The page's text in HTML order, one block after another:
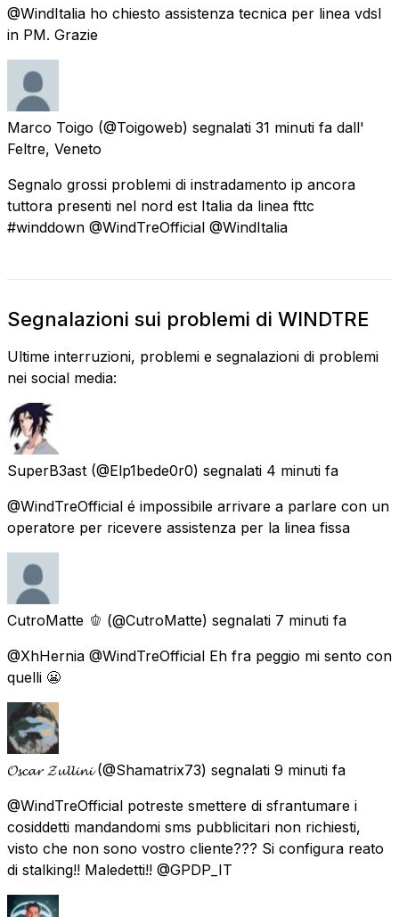
@WindItalia ho chiesto assistenza tecnica per linea vdsl
in PM. Grazie
Marco Toigo (@Toigoweb) segnalati 31 minuti fa dall'
Feltre, Veneto
Segnalo grossi problemi di instradamento ip ancora
tuttora presenti nel nord est Italia da linea fttc
#winddown @WindTreOfficial @WindItalia
Segnalazioni sui problemi di WINDTRE
Ultime interruzioni, problemi e segnalazioni di problemi
nei social media:
SuperB3ast (@Elp1bede0r0) segnalati 4 minuti fa
@WindTreOfficial é impossibile arrivare a parlare con un
operatore per ricevere assistenza per la linea fissa
CutroMatte 🫑 (@CutroMatte) segnalati 7 minuti fa
@XhHernia @WindTreOfficial Eh fra peggio mi sento con
quelli 😬
𝓞𝓼𝓬𝓪𝓻 𝓩𝓾𝓵𝓵𝓲𝓷𝓲 (@Shamatrix73) segnalati 9 minuti fa
@WindTreOfficial potreste smettere di sfrantumare i
cosiddetti mandandomi sms pubblicitari non richiesti,
visto che non sono vostro cliente??? Si configura reato
di stalking!! Maledetti!! @GPDP_IT